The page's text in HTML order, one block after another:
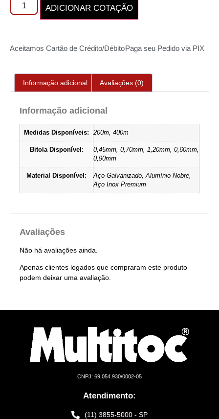
ADICIONAR COTAÇÃO
Aceitamos Cartão de Crédito/DébitoPaga seu Pedido via PIX
Informação adicional Avaliações (0)
Informação adicional
Medidas Disponíveis: 200m, 400m
Bitola Disponível:
0,45mm, 0,70mm, 1,20mm, 0,60mm,
0,90mm
Material Disponível:
Aço Galvanizado, Alumínio Nobre,
Aço Inox Premium
Avaliações
Não há avaliações ainda.
Apenas clientes logados que compraram este produto
podem deixar uma avaliação.
CNPJ: 69.054.930/0002-05
Atendimento:
(11) 3855-5000 - SP